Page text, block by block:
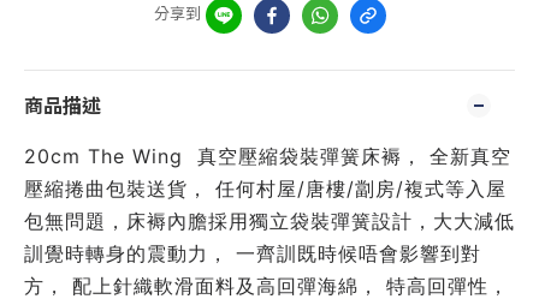
分享到
商品描述
20cm The Wing  真空壓縮袋裝彈簧床褥， 全新真空
壓縮捲曲包裝送貨， 任何村屋/唐樓/劏房/複式等入屋
包無問題，床褥內膽採用獨立袋裝彈簧設計，大大減低
訓覺時轉身的震動力， 一齊訓既時候唔會影響到對
方， 配上針織軟滑面料及高回彈海綿， 特高回彈性，